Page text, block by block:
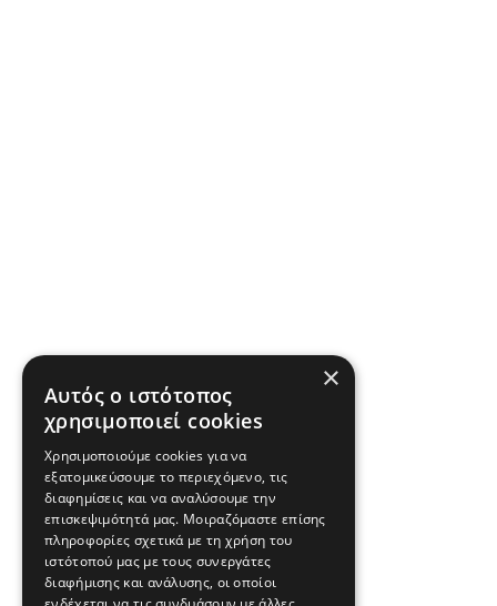
×
Αυτός ο ιστότοπος
χρησιμοποιεί cookies
Χρησιμοποιούμε cookies για να
εξατομικεύσουμε το περιεχόμενο, τις
διαφημίσεις και να αναλύσουμε την
επισκεψιμότητά μας. Μοιραζόμαστε επίσης
πληροφορίες σχετικά με τη χρήση του
ιστότοπού μας με τους συνεργάτες
διαφήμισης και ανάλυσης, οι οποίοι